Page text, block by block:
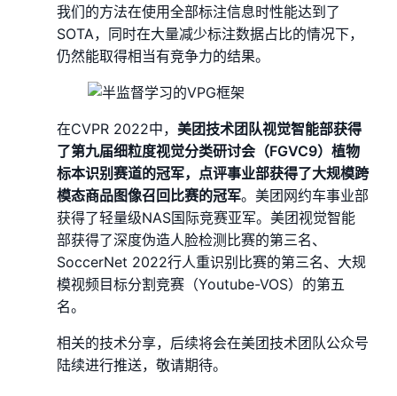
我们的方法在使用全部标注信息时性能达到了
SOTA，同时在大量减少标注数据占比的情况下，
仍然能取得相当有竞争力的结果。
在CVPR 2022中， 美团技术团队视觉智能部获得
了第九届细粒度视觉分类研讨会（FGVC9）植物
标本识别赛道的冠军，点评事业部获得了大规模跨
模态商品图像召回比赛的冠军。美团网约车事业部
获得了轻量级NAS国际竞赛亚军。美团视觉智能
部获得了深度伪造人脸检测比赛的第三名、
SoccerNet 2022行人重识别比赛的第三名、大规
模视频目标分割竞赛（Youtube-VOS）的第五
名。
相关的技术分享，后续将会在美团技术团队公众号
陆续进行推送，敬请期待。